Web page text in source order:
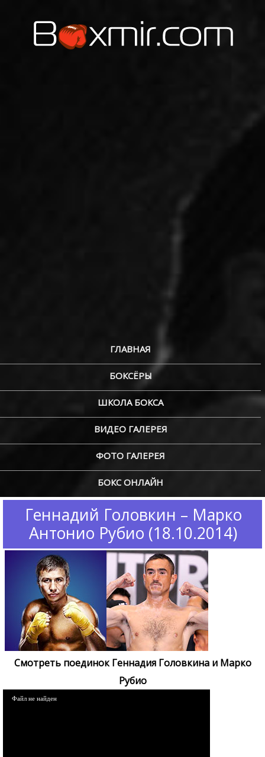
ГЛАВНАЯ
БОКСЁРЫ
ШКОЛА БОКСА
ВИДЕО ГАЛЕРЕЯ
ФОТО ГАЛЕРЕЯ
БОКС ОНЛАЙН
Геннадий Головкин – Марко
Антонио Рубио (18.10.2014)
Смотреть поединок Геннадия Головкина и Марко
Рубио
Файл не найден